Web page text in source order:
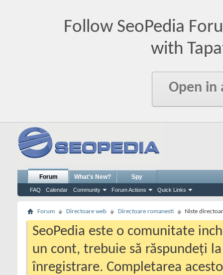
Follow SeoPedia
with
Open in
Forum
FAQ Calendar Community Forum Actions Quick Links
What's New? Spy
Forum Directoare web Directoare romanesti Niste
SeoPedia este o comunitate
un cont, trebuie să răspundeți
înregistrare. Completarea